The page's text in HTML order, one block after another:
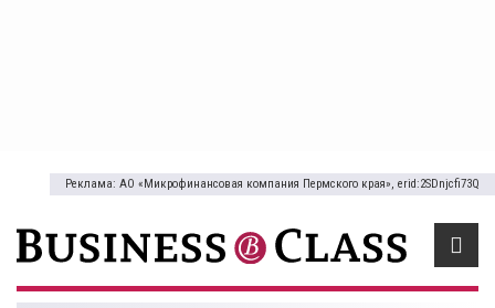
Реклама: АО «Микрофинансовая компания Пермского края», erid:2SDnjcfi73Q